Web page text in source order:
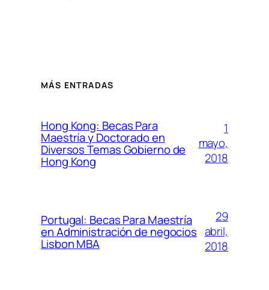
MÁS ENTRADAS
Hong Kong: Becas Para
Maestría y Doctorado en
Diversos Temas Gobierno de
Hong Kong
1
mayo,
2018
Portugal: Becas Para Maestría
en Administración de negocios
Lisbon MBA
29
abril,
2018